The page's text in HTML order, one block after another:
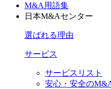
M&A用語集
日本M&Aセンター
選ばれる理由
サービス
サービスリスト
安心・安全の